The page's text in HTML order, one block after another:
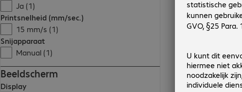
Ja (1)
Printsnelheid (mm/sec.)
15 mm/s (1)
Snijapparaat
Manual (1)
Beeldscherm
Display